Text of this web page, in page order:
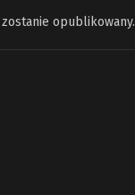
opublikowany.